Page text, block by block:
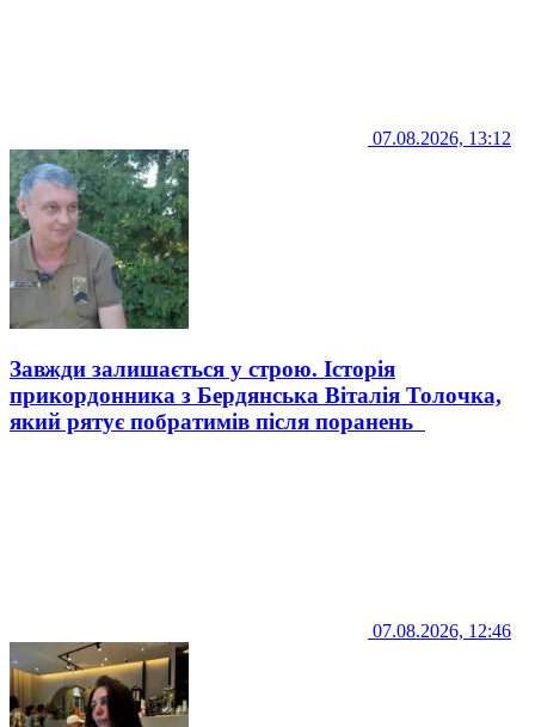
07.08.2026, 13:12
Завжди залишається у строю. Історія
прикордонника з Бердянська Віталія Толочка,
який рятує побратимів після поранень
07.08.2026, 12:46